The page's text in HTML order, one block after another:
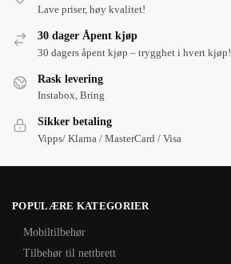
Lave priser, høy kvalitet!
30 dager Åpent kjøp
30 dagers åpent kjøp – trygghet i hvert kjøp!
Rask levering
Instabox, Bring
Sikker betaling
Vipps/ Klarna / MasterCard / Visa
POPULÆRE KATEGORIER
Mobiltilbehør
Tilbehør til nettbrett